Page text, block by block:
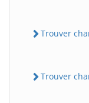
Trouver
Trouver